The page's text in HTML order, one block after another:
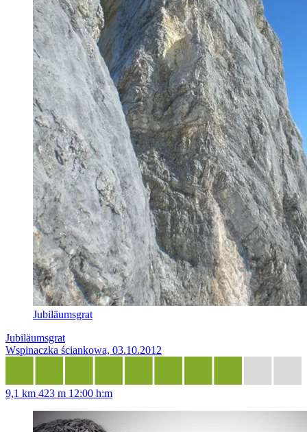
Jubiläumsgrat
Jubiläumsgrat
Wspinaczka ściankowa, 03.10.2012
9,1 km 423 m 12:00 h:m